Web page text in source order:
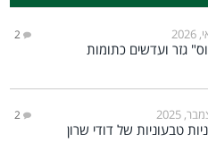
2
גזר ועדשים כתומות
2
טבעוניות של דודי שרון